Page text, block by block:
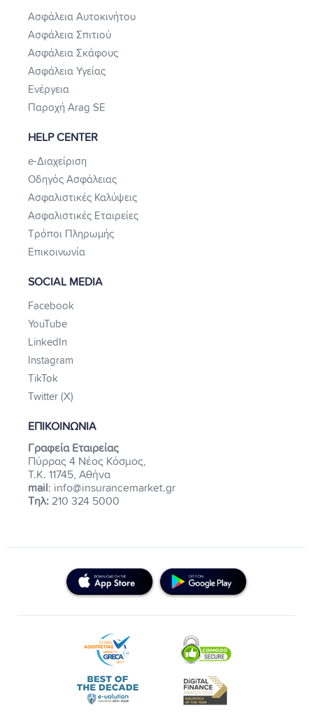
Ασφάλεια Αυτοκινήτου
Ασφάλεια Σπιτιού
Ασφάλεια Σκάφους
Ασφάλεια Υγείας
Ενέργεια
Παροχή Arag SE
HELP CENTER
e-Διαχείριση
Οδηγός Ασφάλειας
Ασφαλιστικές Καλύψεις
Ασφαλιστικές Εταιρείες
Τρόποι Πληρωμής
Επικοινωνία
SOCIAL MEDIA
Facebook
YouTube
LinkedIn
Instagram
TikTok
Twitter (X)
ΕΠΙΚΟΙΝΩΝΙΑ
Γραφεία Εταιρείας
Πύρρας 4 Νέος Κόσμος,
Τ.Κ. 11745, Αθήνα
mail: info@insurancemarket.gr
Τηλ: 210 324 5000